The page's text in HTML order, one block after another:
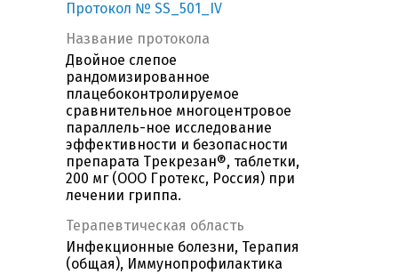
Протокол № SS_501_IV
Название протокола
Двойное слепое
рандомизированное
плацебоконтролируемое
сравнительное многоцентровое
параллель-ное исследование
эффективности и безопасности
препарата Трекрезан®, таблетки,
200 мг (ООО Гротекс, Россия) при
лечении гриппа.
Терапевтическая область
Инфекционные болезни, Терапия
(общая), Иммунопрофилактика